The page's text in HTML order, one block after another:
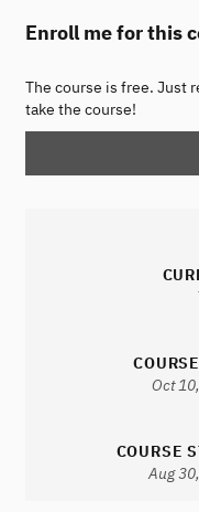
Enroll me for this
The course is free. Just
take the course!
Oct
COURSE
Aug